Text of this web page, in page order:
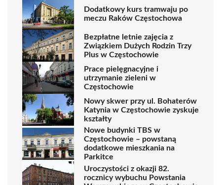
Dodatkowy kurs tramwaju po
meczu Raków Częstochowa
Bezpłatne letnie zajęcia z
Związkiem Dużych Rodzin Trzy
Plus w Częstochowie
Prace pielęgnacyjne i
utrzymanie zieleni w
Częstochowie
Nowy skwer przy ul. Bohaterów
Katynia w Częstochowie zyskuje
kształty
Nowe budynki TBS w
Częstochowie – powstaną
dodatkowe mieszkania na
Parkitce
Uroczystości z okazji 82.
rocznicy wybuchu Powstania